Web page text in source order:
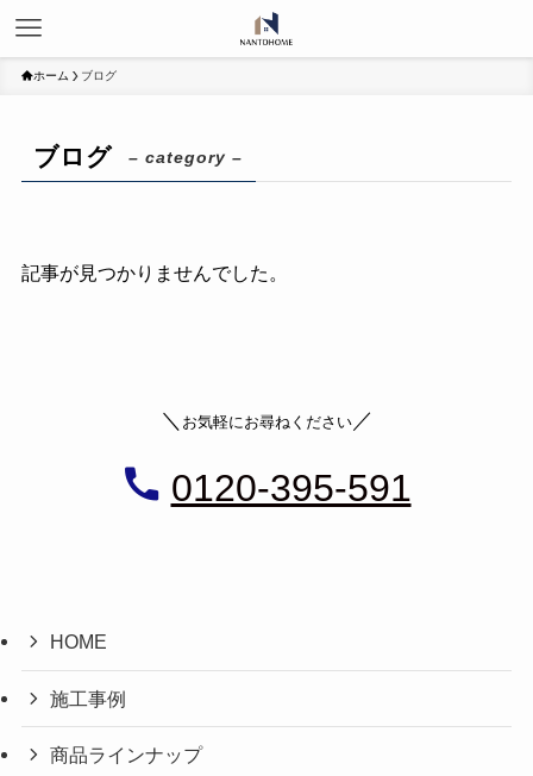
ホーム ブログ
ブログ – category –
記事が見つかりませんでした。
＼ お気軽にお尋ねください／
0120-395-591
HOME
施工事例
商品ラインナップ